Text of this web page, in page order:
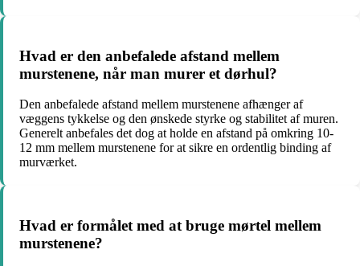
Hvad er den anbefalede afstand mellem
murstenene, når man murer et dørhul?
Den anbefalede afstand mellem murstenene afhænger af
væggens tykkelse og den ønskede styrke og stabilitet af muren.
Generelt anbefales det dog at holde en afstand på omkring 10-
12 mm mellem murstenene for at sikre en ordentlig binding af
murværket.
Hvad er formålet med at bruge mørtel mellem
murstenene?